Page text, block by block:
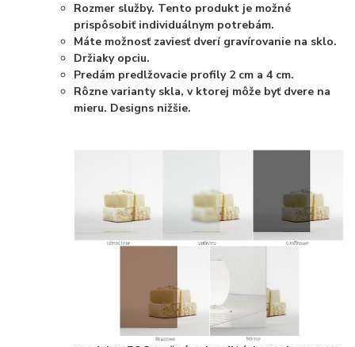
Rozmer služby. Tento produkt je možné
prispôsobiť individuálnym potrebám.
Máte možnosť zaviesť dverí gravírovanie na sklo.
Držiaky opciu.
Predám predlžovacie profily 2 cm a 4 cm.
Rôzne varianty skla, v ktorej môže byť dvere na
mieru. Designs nižšie.